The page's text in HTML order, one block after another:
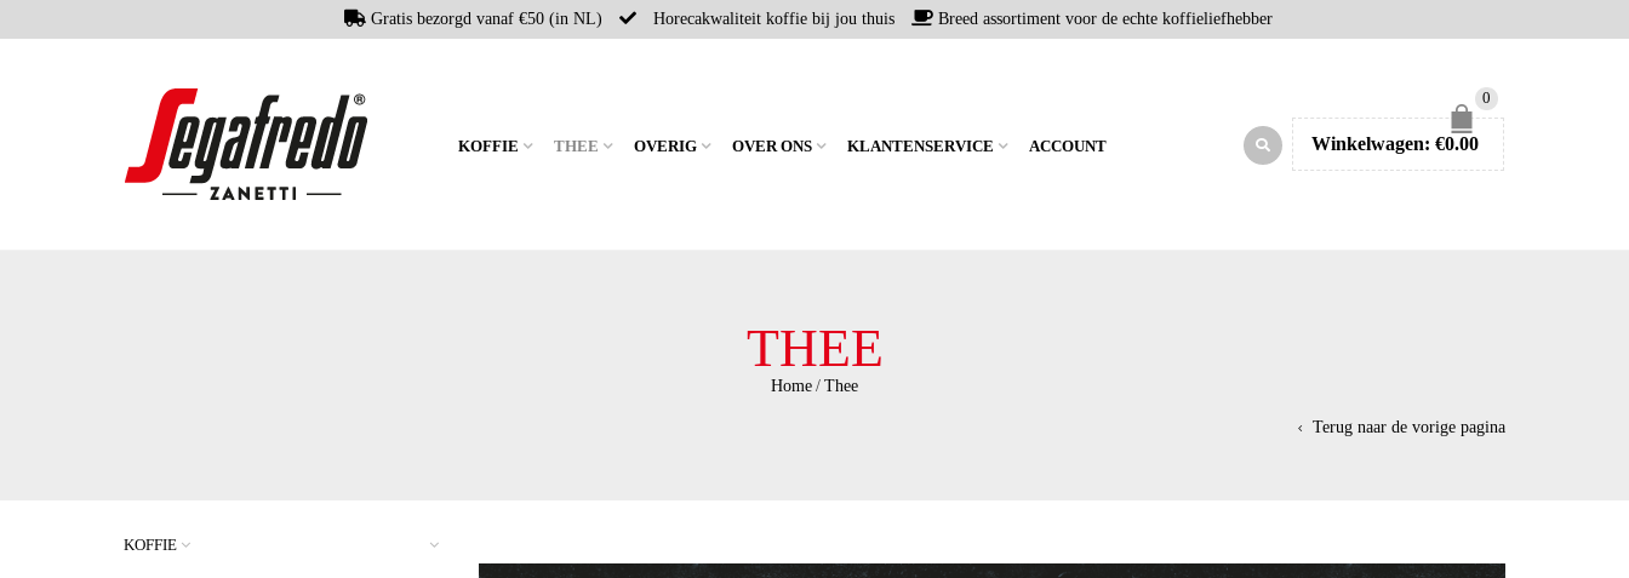
Gratis bezorgd vanaf €50 (in NL) Horecakwaliteit koffie bij jou thuis Breed assortiment voor de echte koffieliefhebber
KOFFIE THEE OVERIG OVER ONS KLANTENSERVICE ACCOUNT
0
Winkelwagen: €0.00
THEE
Home / Thee
Terug naar de vorige pagina
KOFFIE